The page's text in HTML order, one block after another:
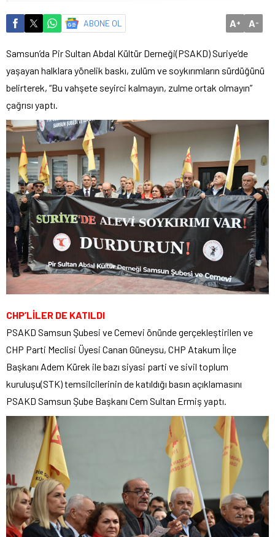
ABONE OL A+ A-
Samsun’da Pir Sultan Abdal Kültür Derneği(PSAKD) Suriye’de
yaşayan halklara yönelik baskı, zulüm ve soykırımların sürdüğünü
belirterek, “Bu vahşete seyirci kalmayın, zulme ortak olmayın”
çağrısı yaptı.
CHP’LİLER DE KATILDI
PSAKD Samsun Şubesi ve Cemevi önünde gerçekleştirilen ve
CHP Parti Meclisi Üyesi Canan Güneysu, CHP Atakum İlçe
Başkanı Adem Kürek ile bazı siyasi parti ve sivil toplum
kuruluşu(STK) temsilcilerinin de katıldığı basın açıklamasını
PSAKD Samsun Şube Başkanı Cem Sultan Ermiş yaptı.